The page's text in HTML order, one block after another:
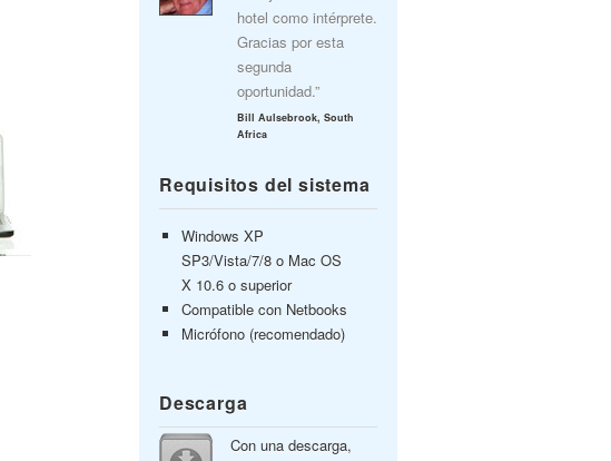
hotel como intérprete.
Gracias por esta
segunda
oportunidad.”
Bill Aulsebrook, South
Africa
Requisitos del sistema
Windows XP
SP3/Vista/7/8 o Mac OS
X 10.6 o superior
Compatible con Netbooks
Micrófono (recomendado)
Descarga
Con una descarga,